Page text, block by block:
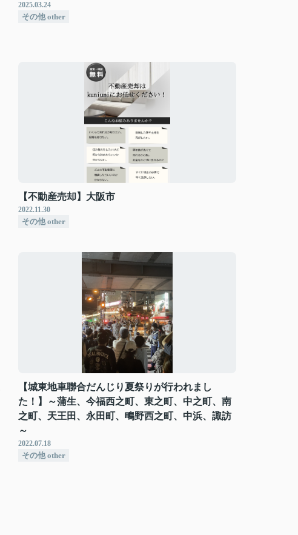
2025.03.24
その他 other
【不動産売却】大阪市
2022.11.30
その他 other
【城東地車聯合だんじり夏祭りが行われまし
た！】～蒲生、今福西之町、東之町、中之町、南
之町、天王田、永田町、鴫野西之町、中浜、諏訪
～
2022.07.18
その他 other